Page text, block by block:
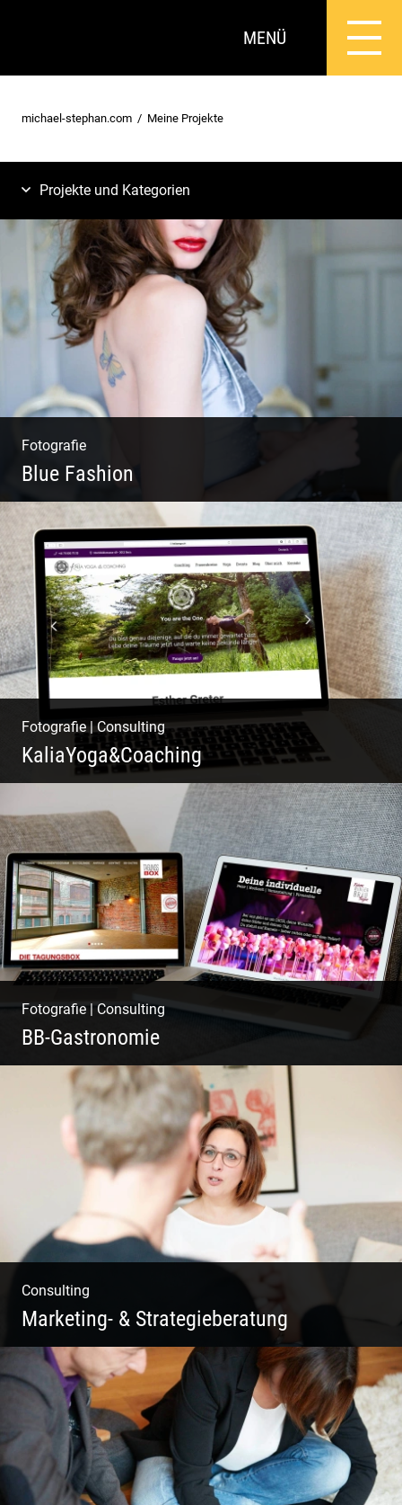
MENÜ
michael-stephan.com Meine Projekte
Projekte und Kategorien
Fotografie
Blue Fashion
Blue Fashion
Fotografie|Consulting
KaliaYoga&Coaching
Pint- & Webdesign, Fotografie & Corporate-
Design
Fotografie|Consulting
BB-Gastronomie
Fotografie, Marketing & Design
Consulting
Marketing- & Strategieberatung
Deine Produkte oder deine Dienstleistung
auf den Markt bringen!